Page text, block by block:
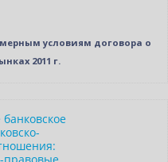
условиям договора о
2011 г.